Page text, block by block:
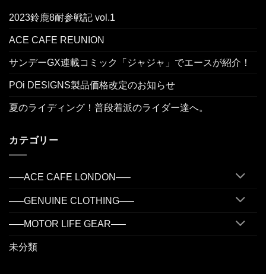
2023鈴鹿8耐参戦記 vol.1
ACE CAFE REUNION
サンデーGX連載コミック「ジャジャ」でエースが紹介！
POi DESIGNS製品価格改定のお知らせ
夏のライディング！普段着派のライダー達へ。
カテゴリー
—–ACE CAFE LONDON—–
—–GENUINE CLOTHING—–
—–MOTOR LIFE GEAR—–
未分類